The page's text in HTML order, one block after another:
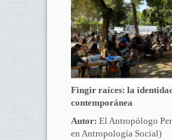
Fingir raíces: la
contemporánea
Autor: El Antropólogo
en Antropología Social)